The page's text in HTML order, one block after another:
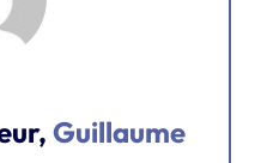
Guillaume